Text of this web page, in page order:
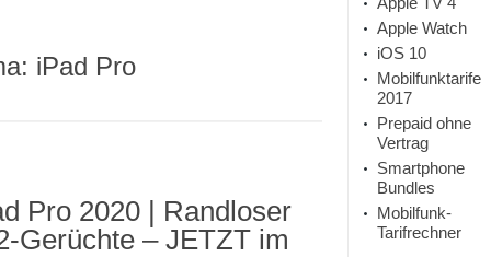
iPad Pro
Pro 2020 | Randloser
Gerüchte – JETZT im
Apple Watch
iOS 10
Mobilfunktarife
2017
Prepaid ohne
Vertrag
Smartphone
Bundles
Mobilfunk-
Tarifrechner